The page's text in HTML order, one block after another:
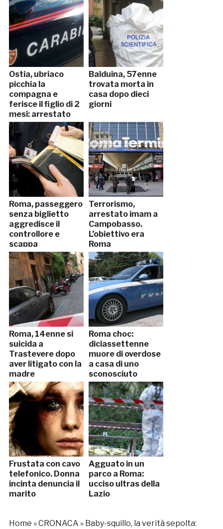
Ostia, ubriaco
picchia la
compagna e
ferisce il figlio di 2
mesi: arrestato
Balduina, 57enne
trovata morta in
casa dopo dieci
giorni
Roma, passeggero
senza biglietto
aggredisce il
controllore e
scappa
Terrorismo,
arrestato imam a
Campobasso.
L’obiettivo era
Roma
Roma, 14enne si
suicida a
Trastevere dopo
aver litigato con la
madre
Roma choc:
diciassettenne
muore di overdose
a casa di uno
sconosciuto
Frustata con cavo
telefonico. Donna
incinta denuncia il
marito
Agguato in un
parco a Roma:
ucciso ultras della
Lazio
Home »CRONACA » Baby-squillo, la verità sepolta: